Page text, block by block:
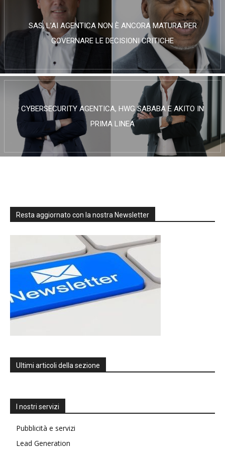
SAS, L’AI AGENTICA NON È ANCORA MATURA PER
GOVERNARE LE DECISIONI CRITICHE
CYBERSECURITY AGENTICA, HWG SABABA E AKITO IN
PRIMA LINEA
Resta aggiornato con la nostra Newsletter
Ultimi articoli della sezione
I nostri servizi
Pubblicità e servizi
Lead Generation